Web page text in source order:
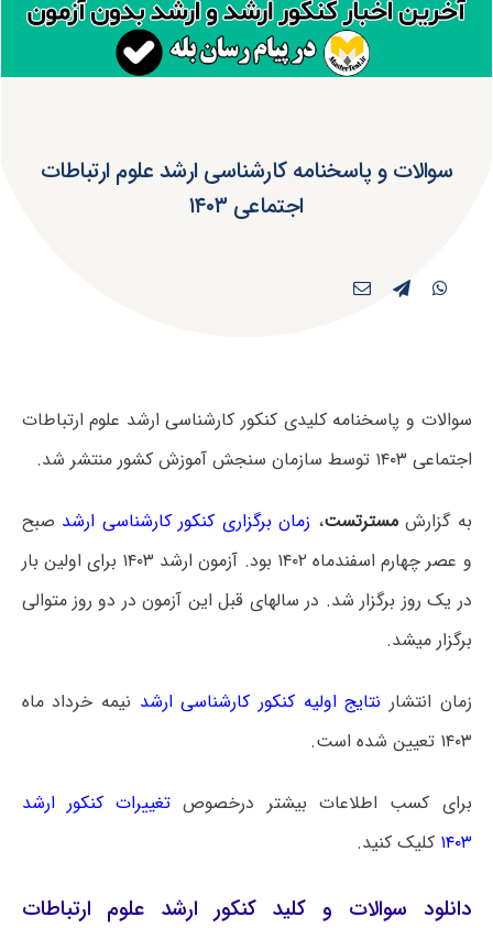
سوالات و پاسخنامه کارشناسی ارشد علوم ارتباطات
اجتماعی ۱۴۰۳
سوالات و پاسخنامه کلیدی کنکور کارشناسی ارشد علوم ارتباطات
اجتماعی ۱۴۰۳ توسط سازمان سنجش آموزش کشور منتشر شد.
به گزارشمسترتست، زمان برگزاری کنکور کارشناسی ارشد صبح
و عصر چهارم اسفندماه ۱۴۰۲ بود. آزمون ارشد ۱۴۰۳ برای اولین بار
در یک روز برگزار شد. در سالهای قبل این آزمون در دو روز متوالی
برگزار میشد.
زمان انتشار نتایج اولیه کنکور کارشناسی ارشد نیمه خرداد ماه
۱۴۰۳ تعیین شده است.
برای کسب اطلاعات بیشتر درخصوص تغییرات کنکور ارشد
۱۴۰۳ کلیک کنید.
دانلود سوالات و کلید کنکور ارشد علوم ارتباطات